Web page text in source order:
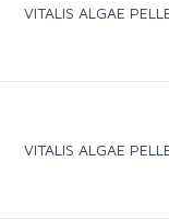
VITALIS ALGAE
VITALIS ALGAE